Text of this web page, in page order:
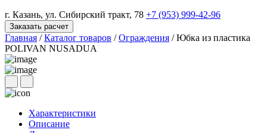
г. Казань, ул. Сибирский тракт, 78 +7 (953) 999-42-96
Заказать расчет
Главная / Каталог товаров / Ограждения /Юбка из пластика
POLIVAN NUSADUA
Характеристики
Описание